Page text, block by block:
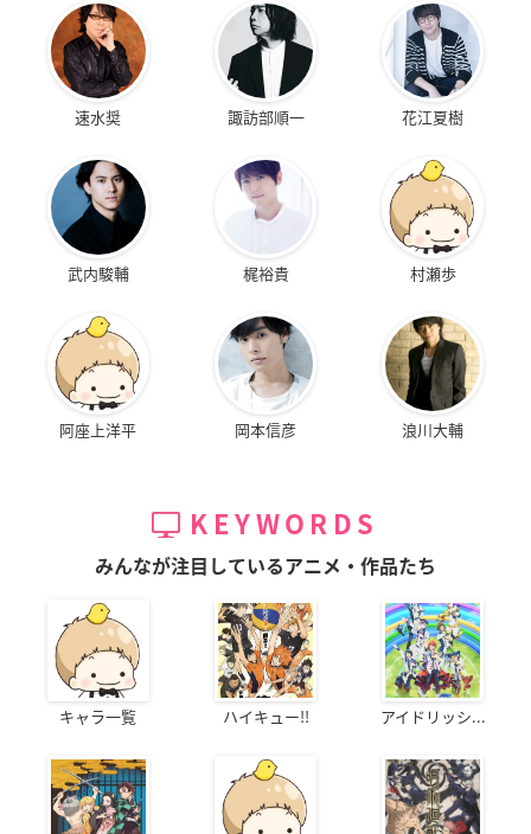
速水奨 諏訪部順一 花江夏樹
武内駿輔 梶裕貴 村瀬歩
阿座上洋平 岡本信彦 浪川大輔
KEYWORDS
みんなが注目しているアニメ・作品たち
キャラ一覧 ハイキュー!! アイドリッシ...